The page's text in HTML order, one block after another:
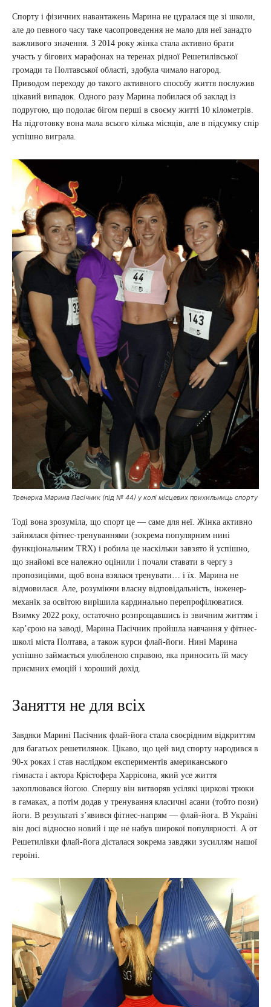
Спорту і фізичних навантажень Марина не цуралася ще зі школи,
але до певного часу таке часопроведення не мало для неї занадто
важливого значення. З 2014 року жінка стала активно брати
участь у бігових марафонах на теренах рідної Решетилівської
громади та Полтавської області, здобула чимало нагород.
Приводом переходу до такого активного способу життя послужив
цікавий випадок. Одного разу Марина побилася об заклад із
подругою, що подолає бігом перші в своєму житті 10 кілометрів.
На підготовку вона мала всього кілька місяців, але в підсумку спір
успішно виграла.
Тренерка Марина Пасічник (під № 44) у колі місцевих прихильниць спорту
Тоді вона зрозуміла, що спорт це — саме для неї. Жінка активно
зайнялася фітнес-тренуваннями (зокрема популярним нині
функціональним TRX) і робила це наскільки завзято й успішно,
що знайомі все належно оцінили і почали ставати в чергу з
пропозиціями, щоб вона взялася тренувати… і їх. Марина не
відмовилася. Але, розуміючи власну відповідальність, інженер-
механік за освітою вирішила кардинально перепрофілюватися.
Взимку 2022 року, остаточно розпрощавшись із звичним життям і
кар’єрою на заводі, Марина Пасічник пройшла навчання у фітнес-
школі міста Полтава, а також курси флай-йоги. Нині Марина
успішно займається улюбленою справою, яка приносить їй масу
приємних емоцій і хороший дохід.
Заняття не для всіх
Завдяки Марині Пасічник флай-йога стала своєрідним відкриттям
для багатьох решетилянок. Цікаво, що цей вид спорту народився в
90-х роках і став наслідком експериментів американського
гімнаста і актора Крістофера Харрісона, який усе життя
захоплювався йогою. Спершу він витворяв усілякі циркові трюки
в гамаках, а потім додав у тренування класичні асани (тобто пози)
йоги. В результаті з’явився фітнес-напрям — флай-йога. В Україні
він досі відносно новий і ще не набув широкої популярності. А от
Решетилівки флай-йога дісталася зокрема завдяки зусиллям нашої
героїні.